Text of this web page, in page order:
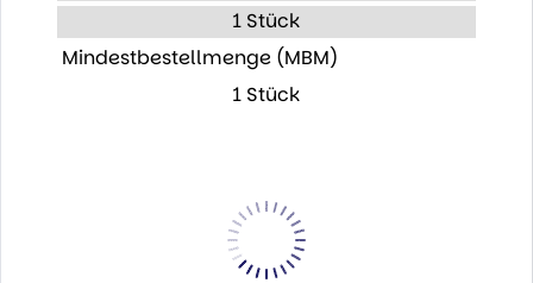
1 Stück
Mindestbestellmenge (MBM)
1 Stück